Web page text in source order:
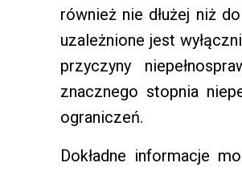
również nie dłużej niż
uzależnione jest
przyczyny
znacznego stopnia
ograniczeń.
Dokładne informacje